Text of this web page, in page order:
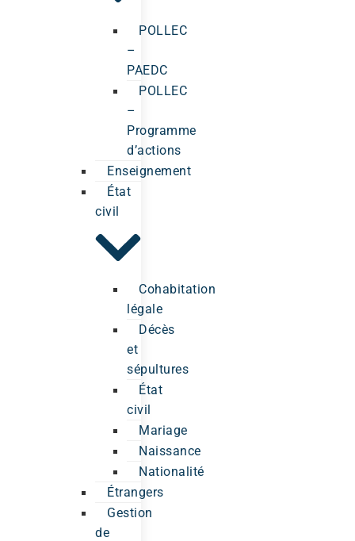
POLLEC
–
PAEDC
POLLEC
–
Programme
d’actions
Enseignement
État
civil
Cohabitation
légale
Décès
et
sépultures
État
civil
Mariage
Naissance
Nationalité
Étrangers
Gestion
de